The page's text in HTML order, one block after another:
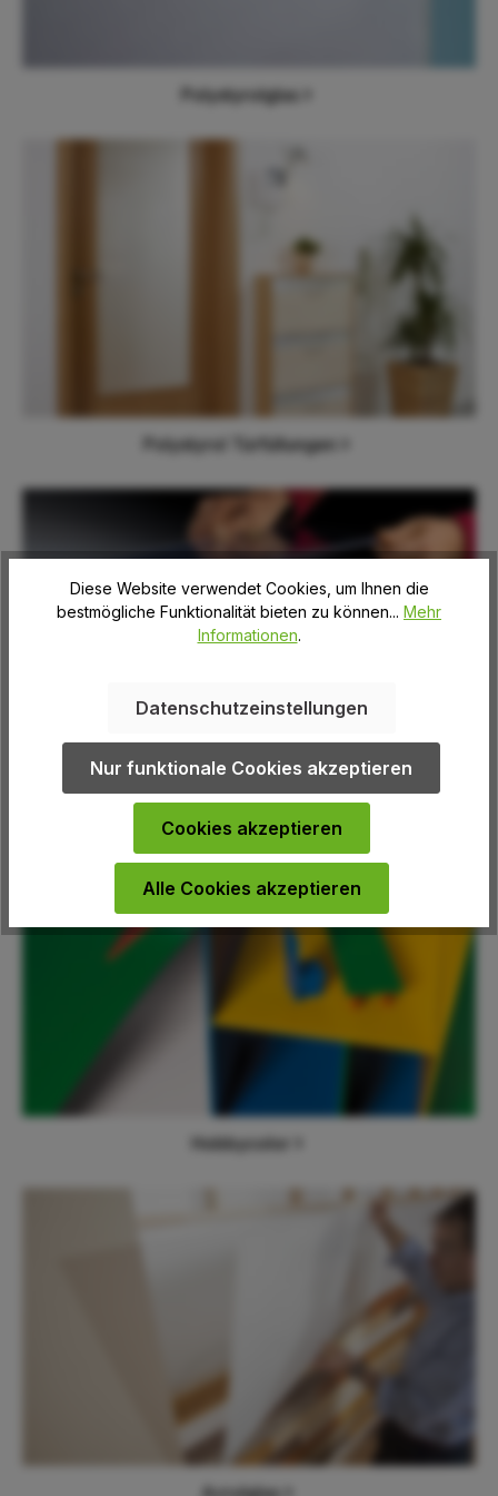
Polystyrolglas
Polystyrol Türfüllungen
Hobbyglas
Hobbycolor
Diese Website verwendet Cookies, um Ihnen die
bestmögliche Funktionalität bieten zu können... Mehr
Informationen.
Datenschutzeinstellungen
Nur funktionale Cookies akzeptieren
Cookies akzeptieren
Alle Cookies akzeptieren